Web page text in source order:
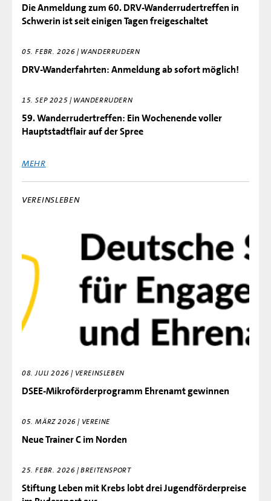
Die Anmeldung zum 60. DRV-Wanderrudertreffen in
Schwerin ist seit einigen Tagen freigeschaltet
05. FEBR. 2026 | WANDERRUDERN
DRV-Wanderfahrten: Anmeldung ab sofort möglich!
15. SEP 2025 | WANDERRUDERN
59.⁠ ⁠Wanderrudertreffen: Ein Wochenende voller
Hauptstadtflair auf der Spree
MEHR
VEREINSLEBEN
08. JULI 2026 | VEREINSLEBEN
DSEE-Mikroförderprogramm Ehrenamt gewinnen
05. MÄRZ 2026 | VEREINE
Neue Trainer C im Norden
25. FEBR. 2026 | BREITENSPORT
Stiftung Leben mit Krebs lobt drei Jugendförderpreise